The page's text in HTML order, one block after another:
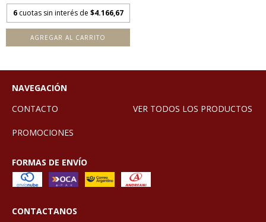
6 cuotas sin interés de $4.166,67
AGREGAR AL CARRITO
NAVEGACIÓN
CONTACTO
VER TODOS LOS PRODUCTOS
PROMOCIONES
FORMAS DE ENVÍO
CONTACTANOS